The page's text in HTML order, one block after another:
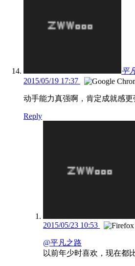
平
2015/05/19 17:37
动手能力真强啊，肯定成就感更
Reply
2015/05/23 10:53
@平凡之路
以前年少时喜欢，现在都